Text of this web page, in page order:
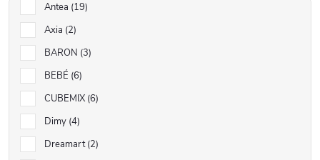
Antea 19
Axia 2
BARON 3
BEBÉ 6
CUBEMIX 6
Dimy 4
Dreamart 2